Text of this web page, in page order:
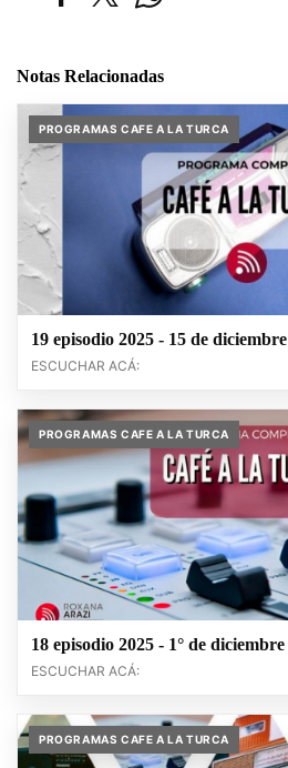
Notas Relacionadas
PROGRAMAS CAFE A LA TURCA
19 episodio 2025 - 15 de diciembre
ESCUCHAR ACÁ:
PROGRAMAS CAFE A LA TURCA
18 episodio 2025 - 1° de diciembre
ESCUCHAR ACÁ:
PROGRAMAS CAFE A LA TURCA